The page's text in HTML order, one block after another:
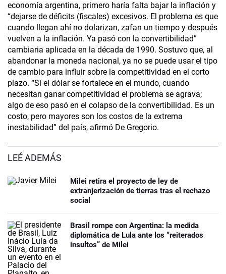
economía argentina, primero haría falta bajar la inflación y
“dejarse de déficits (fiscales) excesivos. El problema es que
cuando llegan ahí no dolarizan, zafan un tiempo y después
vuelven a la inflación. Ya pasó con la convertibilidad”
cambiaria aplicada en la década de 1990. Sostuvo que, al
abandonar la moneda nacional, ya no se puede usar el tipo
de cambio para influir sobre la competitividad en el corto
plazo. “Si el dólar se fortalece en el mundo, cuando
necesitan ganar competitividad el problema se agrava;
algo de eso pasó en el colapso de la convertibilidad. Es un
costo, pero mayores son los costos de la extrema
inestabilidad” del país, afirmó De Gregorio.
LEÉ ADEMÁS
Milei retira el proyecto de ley de
extranjerización de tierras tras el rechazo
social
Brasil rompe con Argentina: la medida
diplomática de Lula ante los “reiterados
insultos” de Milei